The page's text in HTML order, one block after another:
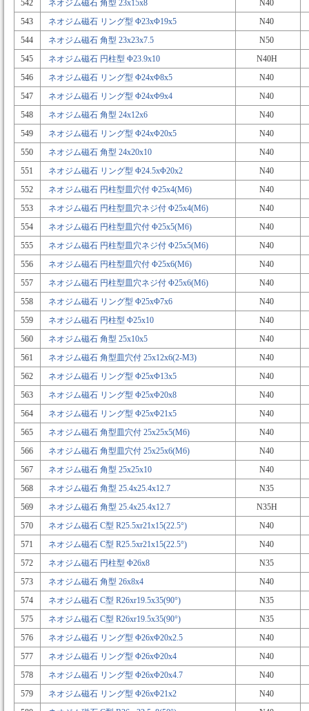
542
ネオジム磁石 角型 23x15x8
N40
543
ネオジム磁石 リング型 Φ23xΦ19x5
N40
544
ネオジム磁石 角型 23x23x7.5
N50
545
ネオジム磁石 円柱型 Φ23.9x10
N40H
546
ネオジム磁石 リング型 Φ24xΦ8x5
N40
547
ネオジム磁石 リング型 Φ24xΦ9x4
N40
548
ネオジム磁石 角型 24x12x6
N40
549
ネオジム磁石 リング型 Φ24xΦ20x5
N40
550
ネオジム磁石 角型 24x20x10
N40
551
ネオジム磁石 リング型 Φ24.5xΦ20x2
N40
552
ネオジム磁石 円柱型皿穴付 Φ25x4(M6)
N40
553
ネオジム磁石 円柱型皿穴ネジ付 Φ25x4(M6)
N40
554
ネオジム磁石 円柱型皿穴付 Φ25x5(M6)
N40
555
ネオジム磁石 円柱型皿穴ネジ付 Φ25x5(M6)
N40
556
ネオジム磁石 円柱型皿穴付 Φ25x6(M6)
N40
557
ネオジム磁石 円柱型皿穴ネジ付 Φ25x6(M6)
N40
558
ネオジム磁石 リング型 Φ25xΦ7x6
N40
559
ネオジム磁石 円柱型 Φ25x10
N40
560
ネオジム磁石 角型 25x10x5
N40
561
ネオジム磁石 角型皿穴付 25x12x6(2-M3)
N40
562
ネオジム磁石 リング型 Φ25xΦ13x5
N40
563
ネオジム磁石 リング型 Φ25xΦ20x8
N40
564
ネオジム磁石 リング型 Φ25xΦ21x5
N40
565
ネオジム磁石 角型皿穴付 25x25x5(M6)
N40
566
ネオジム磁石 角型皿穴付 25x25x6(M6)
N40
567
ネオジム磁石 角型 25x25x10
N40
568
ネオジム磁石 角型 25.4x25.4x12.7
N35
569
ネオジム磁石 角型 25.4x25.4x12.7
N35H
570
ネオジム磁石 C型 R25.5xr21x15(22.5°)
N40
571
ネオジム磁石 C型 R25.5xr21x15(22.5°)
N40
572
ネオジム磁石 円柱型 Φ26x8
N35
573
ネオジム磁石 角型 26x8x4
N40
574
ネオジム磁石 C型 R26xr19.5x35(90°)
N35
575
ネオジム磁石 C型 R26xr19.5x35(90°)
N35
576
ネオジム磁石 リング型 Φ26xΦ20x2.5
N40
577
ネオジム磁石 リング型 Φ26xΦ20x4
N40
578
ネオジム磁石 リング型 Φ26xΦ20x4.7
N40
579
ネオジム磁石 リング型 Φ26xΦ21x2
N40